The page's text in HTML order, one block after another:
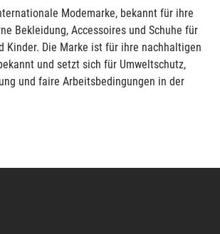
Modemarke, bekannt für ihre
Bekleidung, Accessoires und Schuhe für
Kinder. Die Marke ist für ihre nachhaltigen
und setzt sich für Umweltschutz,
und faire Arbeitsbedingungen in der